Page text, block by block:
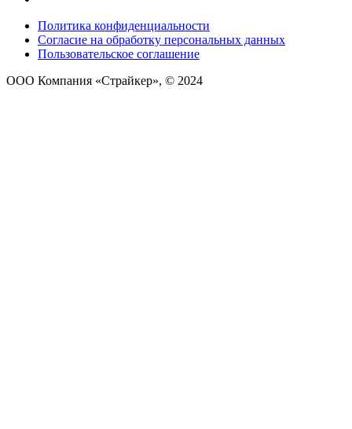
Политика конфиденциальности
Согласие на обработку персональных данных
Пользовательское соглашение
ООО Компания «Страйкер», © 2024